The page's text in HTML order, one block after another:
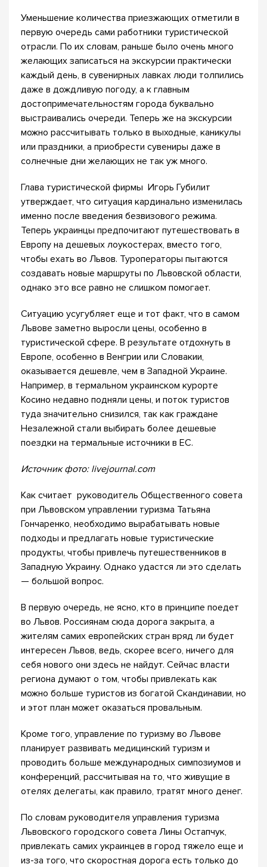
Уменьшение количества приезжающих отметили в
первую очередь сами работники туристической
отрасли. По их словам, раньше было очень много
желающих записаться на экскурсии практически
каждый день, в сувенирных лавках люди толпились
даже в дождливую погоду, а к главным
достопримечательностям города буквально
выстраивались очереди. Теперь же на экскурсии
можно рассчитывать только в выходные, каникулы
или праздники, а приобрести сувениры даже в
солнечные дни желающих не так уж много.
Глава туристической фирмы Игорь Губилит
утверждает, что ситуация кардинально изменилась
именно после введения безвизового режима.
Теперь украинцы предпочитают путешествовать в
Европу на дешевых лоукостерах, вместо того,
чтобы ехать во Львов. Туроператоры пытаются
создавать новые маршруты по Львовской области,
однако это все равно не слишком помогает.
Ситуацию усугубляет еще и тот факт, что в самом
Львове заметно выросли цены, особенно в
туристической сфере. В результате отдохнуть в
Европе, особенно в Венгрии или Словакии,
оказывается дешевле, чем в Западной Украине.
Например, в термальном украинском курорте
Косино недавно подняли цены, и поток туристов
туда значительно снизился, так как граждане
Незалежной стали выбирать более дешевые
поездки на термальные источники в ЕС.
Источник фото: livejournal.com
Как считает руководитель Общественного совета
при Львовском управлении туризма Татьяна
Гончаренко, необходимо вырабатывать новые
подходы и предлагать новые туристические
продукты, чтобы привлечь путешественников в
Западную Украину. Однако удастся ли это сделать
— большой вопрос.
В первую очередь, не ясно, кто в принципе поедет
во Львов. Россиянам сюда дорога закрыта, а
жителям самих европейских стран вряд ли будет
интересен Львов, ведь, скорее всего, ничего для
себя нового они здесь не найдут. Сейчас власти
региона думают о том, чтобы привлекать как
можно больше туристов из богатой Скандинавии, но
и этот план может оказаться провальным.
Кроме того, управление по туризму во Львове
планирует развивать медицинский туризм и
проводить больше международных симпозиумов и
конференций, рассчитывая на то, что живущие в
отелях делегаты, как правило, тратят много денег.
По словам руководителя управления туризма
Львовского городского совета Лины Остапчук,
привлекать самих украинцев в город тяжело еще и
из-за того, что скоростная дорога есть только до